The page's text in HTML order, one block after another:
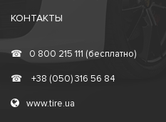
КОНТАКТЫ
☎ 0 800 215 111 (бесплатно)
☎ +38 (050) 316 56 84
www.tire.ua